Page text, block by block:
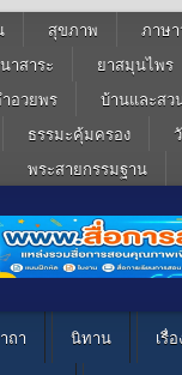
สุขภาพ ภาษ
าสาระ ยาสมุนไพร
อวยพร บ้านและสว
ธรรมะคุ้มครอง
พระสายกรรมฐาน
ถา นิทาน เรื่